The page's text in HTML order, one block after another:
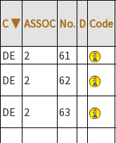
C ▼ ASSOC No. D Code
DE 2 61
DE
2 62
DE 2 63